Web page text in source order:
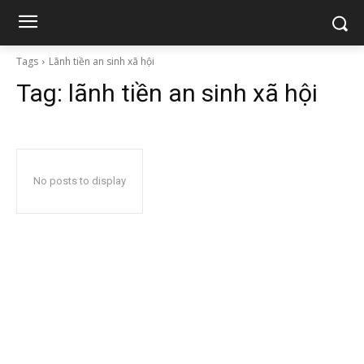
Tags Lãnh tiền an sinh xã hội
Tag: lãnh tiền an sinh xã hội
No posts to display